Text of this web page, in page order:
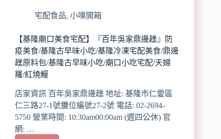
顆
達
25
公
克,
滿
您
的
味
宅配食品, 小噗開箱
【基隆廟口美食宅配】『百年吳家鼎邊趖』防
疫美食/基隆古早味小吃/基隆冷凍宅配美食/鼎邊
趖原料包/基隆古早味小吃/廟口小吃宅配/天婦
羅/紅燒鰻
店家資訊 百年吳家鼎邊趖 地址: 基隆市仁愛區
仁三路27-1號攤位編號27-2號 電話: 02-2694-
5750 營業時間: 10:30am00:00am (週四公休) 官
網: …